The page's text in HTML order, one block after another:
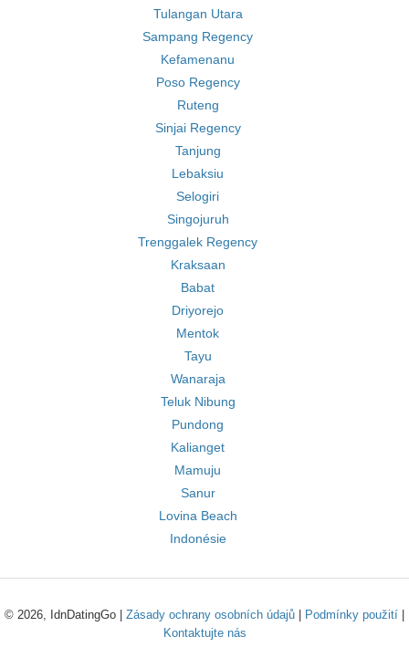
Tulangan Utara
Sampang Regency
Kefamenanu
Poso Regency
Ruteng
Sinjai Regency
Tanjung
Lebaksiu
Selogiri
Singojuruh
Trenggalek Regency
Kraksaan
Babat
Driyorejo
Mentok
Tayu
Wanaraja
Teluk Nibung
Pundong
Kalianget
Mamuju
Sanur
Lovina Beach
Indonésie
© 2026, IdnDatingGo | Zásady ochrany osobních údajů Podmínky použití
Kontaktujte nás